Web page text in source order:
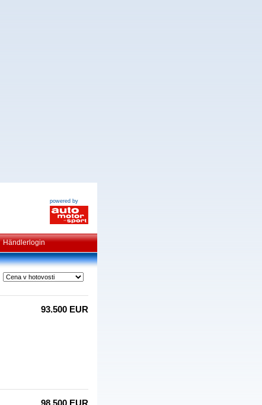
powered by
Händlerlogin
93.500 EUR
98.500 EUR